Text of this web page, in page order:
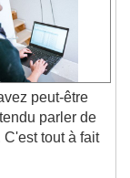
peut-être
parler de
tout à fait